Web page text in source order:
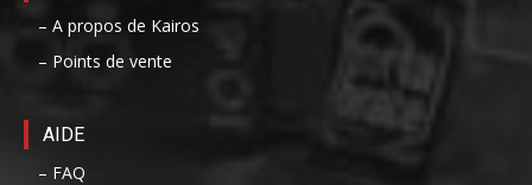
– A propos de Kairos
– Points de vente
AIDE
– FAQ